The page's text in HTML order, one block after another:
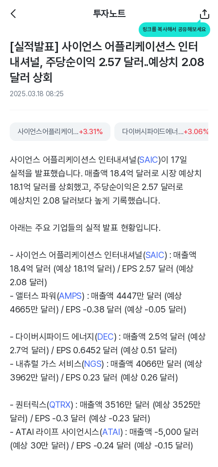
투자노트
링크를 복사해서 공유해보세요
[실적발표] 사이언스 어플리케이션스 인터
내셔널, 주당순이익 2.57 달러..예상치 2.08
달러 상회
2025.03.18 08:25
사이언스어플리케이션스인터내셔널+3.31% 다이버시파이드에너지+3.06%
사이언스 어플리케이션스 인터내셔널(SAIC)이 17일
실적을 발표했습니다. 매출액 18.4억 달러로 시장 예상치
18.1억 달러를 상회했고, 주당순이익은 2.57 달러로
예상치인 2.08 달러보다 높게 기록했습니다.
아래는 주요 기업들의 실적 발표 현황입니다.
- 사이언스 어플리케이션스 인터내셔널(SAIC) : 매출액
18.4억 달러 (예상 18.1억 달러) / EPS 2.57 달러 (예상
2.08 달러)
- 앨터스 파워(AMPS) : 매출액 4447만 달러 (예상
4665만 달러) / EPS -0.38 달러 (예상 -0.05 달러)
- 다이버시파이드 에너지(DEC) : 매출액 2.5억 달러 (예상
2.7억 달러) / EPS 0.6452 달러 (예상 0.51 달러)
- 내츄럴 가스 서비스(NGS) : 매출액 4066만 달러 (예상
3962만 달러) / EPS 0.23 달러 (예상 0.26 달러)
- 퀀터릭스(QTRX) : 매출액 3516만 달러 (예상 3525만
달러) / EPS -0.3 달러 (예상 -0.23 달러)
- ATAI 라이프 사이언시스(ATAI) : 매출액 -5,000 달러
(예상 30만 달러) / EPS -0.24 달러 (예상 -0.15 달러)